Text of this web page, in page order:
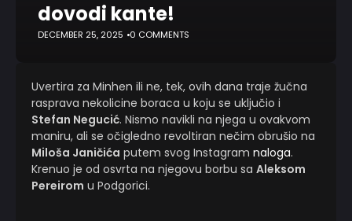
dovodi kante!
DECEMBER 25, 2025 0 COMMENTS
Uvertira za Minhen ili ne, tek, ovih dana traje žučna
rasprava nekolicine boraca u koju se uključio i
Stefan Negucić. Nismo navikli na njega u ovakvom
maniru, ali se očigledno revoltiran nečim obrušio na
Miloša Janičića putem svog Instagram naloga.
Krenuo je od osvrta na njegovu borbu sa Aleksom
Pereirom u Podgorici.